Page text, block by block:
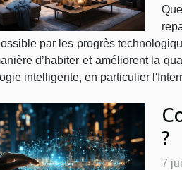
par les progrès
d’habiter et améliorent la
intelligente, en particulier
?
7